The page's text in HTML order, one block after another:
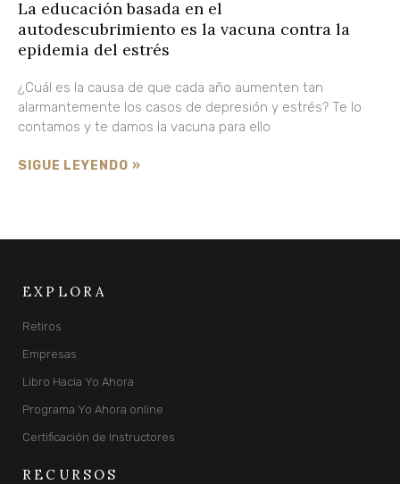
La educación basada en el
autodescubrimiento es la vacuna contra la
epidemia del estrés
¿Cuál es la causa de que cada año aumenten tan
alarmantemente los casos de depresión y estrés? Te lo
contamos y te damos la vacuna para ello
SIGUE LEYENDO »
EXPLORA
Retiros
Empresas
Libro Hacia Yo Ahora
Programa Yo Ahora online
Certificación de Instructores
RECURSOS